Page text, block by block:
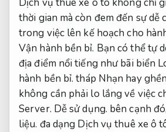
Dịch vụ thuê xe ô tô không chỉ
thời gian mà còn đem đến sự dễ
trong việc lên kế hoạch cho
Vận hành bền bỉ. Bạn có thể tự
địa điểm nổi tiếng như bãi biển
hành bền bỉ. tháp Nhạn hay
không cần phải lo lắng về việc
Server. Dễ sử dụng. bên cạnh đó,
liệu. đa dạng Dịch vụ thuê xe ô